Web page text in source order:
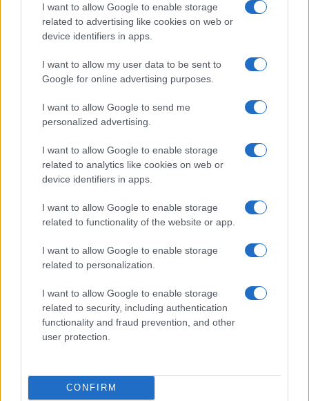
I want to allow Google to enable storage
related to advertising like cookies on web or
device identifiers in apps.
I want to allow my user data to be sent to
Google for online advertising purposes.
I want to allow Google to send me
personalized advertising.
I want to allow Google to enable storage
related to analytics like cookies on web or
device identifiers in apps.
I want to allow Google to enable storage
related to functionality of the website or app.
I want to allow Google to enable storage
related to personalization.
I want to allow Google to enable storage
related to security, including authentication
functionality and fraud prevention, and other
user protection.
CONFIRM
Continua a leggere
PEOPLE NEWS
La sfida di ResQ per riprendere le operazioni di
Cristian Castiglioni · 6 Ago 2026